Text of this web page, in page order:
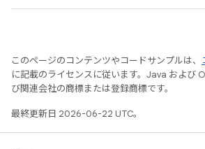
このページのコンテンツやコードサンプルは、
に記載のライセンスに従います。Java および
び関連会社の商標または登録商標です。
最終更新日 2026-06-22 UTC。